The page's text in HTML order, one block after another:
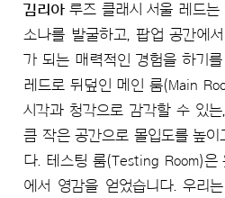
김리아 루즈 클래시 서울 레드
소나를 발굴하고, 팝업 공간에
가 되는 매력적인 경험을 하기
레드로 뒤덮인 메인 룸(Main
시각과 청각으로 감각할 수 있
큼 작은 공간으로 몰입도를 높이
다. 테스팅 룸(Testing Room)은
에서 영감을 얻었습니다. 우리